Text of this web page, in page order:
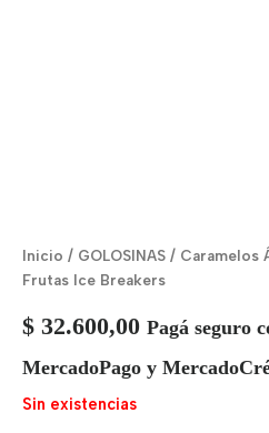
Inicio / GOLOSINAS / Caramelos
Frutas Ice Breakers
$ 32.600,00 Pagá seguro
MercadoPago y
Sin existencias